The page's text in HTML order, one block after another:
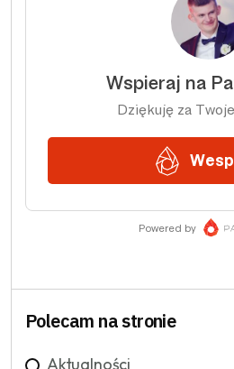
Polecam na stronie
Aktualności